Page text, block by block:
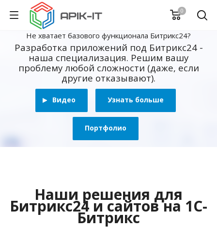
0
Не хватает базового функционала Битрикс24?
Разработка приложений под Битрикс24 -
наша специализация. Решим вашу
проблему любой сложности (даже, если
другие отказывают).
Видео Узнать больше
Портфолио
Наши решения для
Битрикс24 и сайтов на 1С-
Битрикс